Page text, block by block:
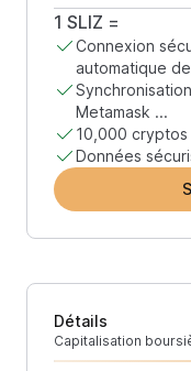
1 SLIZ =
Connexion
automatique
Metamask ...
10,000
Données
Détails
Capitalisation